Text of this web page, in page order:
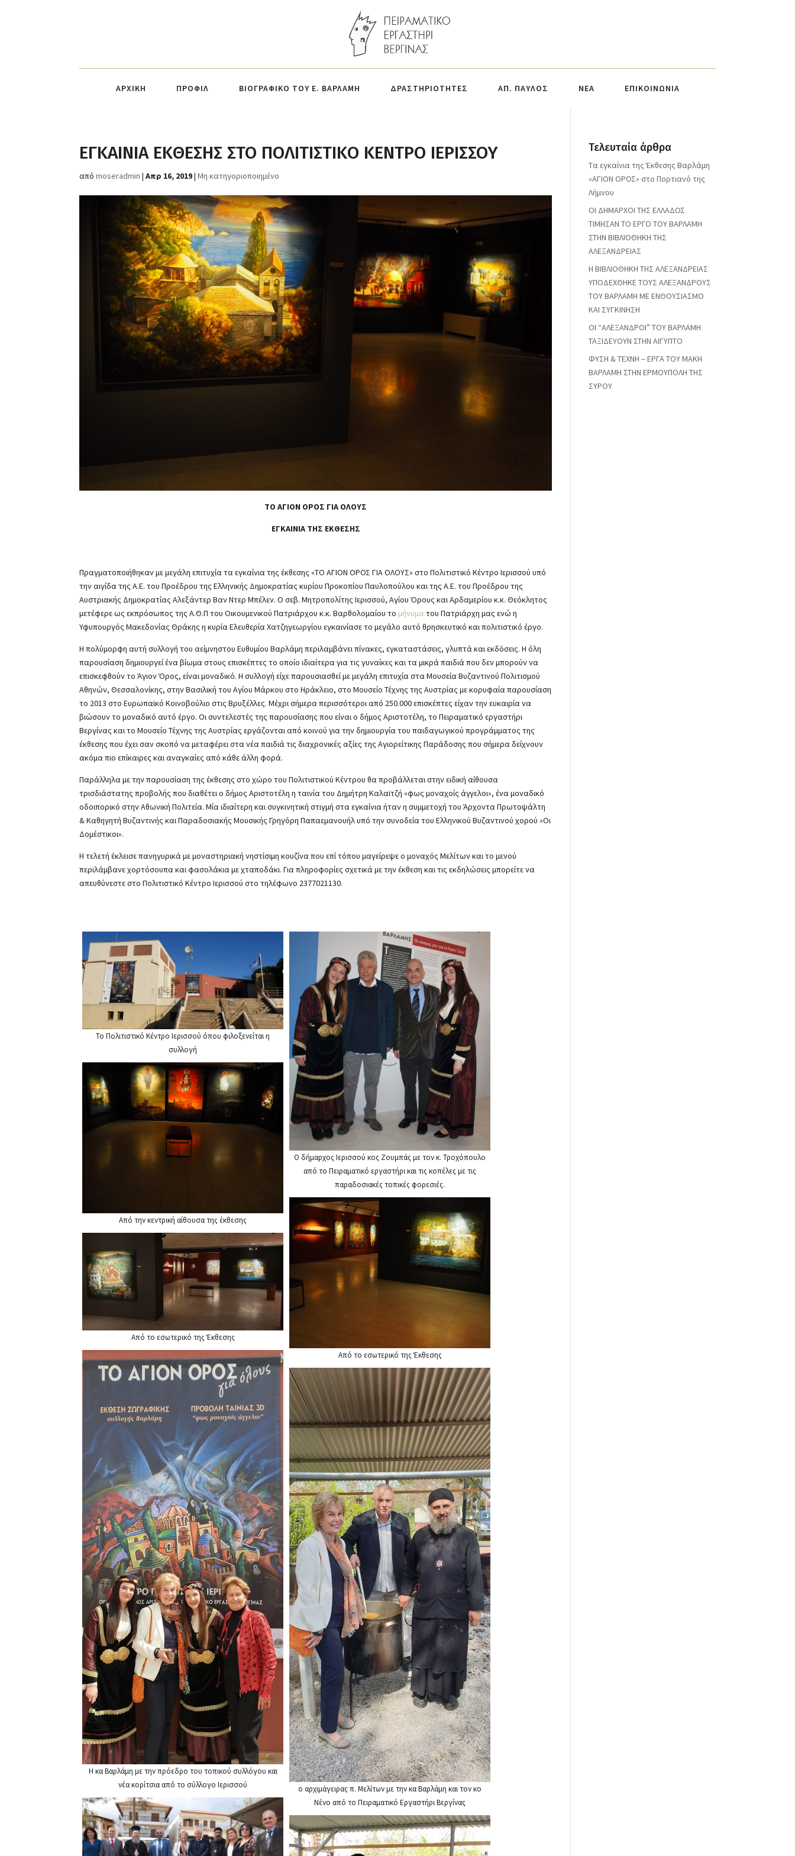
ΑΡΧΙΚΗ ΠΡΟΦΙΛ ΒΙΟΓΡΑΦΙΚΟ ΤΟΥ Ε. ΒΑΡΛΑΜΗ ΔΡΑΣΤΗΡΙΟΤΗΤΕΣ ΑΠ. ΠΑΥΛΟΣ ΝΕΑ ΕΠΙΚΟΙΝΩΝΙΑ
ΕΓΚΑΙΝΙΑ ΕΚΘΕΣΗΣ ΣΤΟ ΠΟΛΙΤΙΣΤΙΚΟ ΚΕΝΤΡΟ ΙΕΡΙΣΣΟΥ
απόmoseradmin |Απρ 16, 2019|Μη κατηγοριοποιημένο
ΤΟ ΑΓΙΟΝ ΟΡΟΣ ΓΙΑ ΟΛΟΥΣ
ΕΓΚΑΙΝΙΑ ΤΗΣ ΕΚΘΕΣΗΣ
Πραγματοποιήθηκαν με μεγάλη επιτυχία τα εγκαίνια της έκθεσης «ΤΟ ΑΓΙΟΝ ΟΡΟΣ ΓΙΑ ΟΛΟΥΣ» στο Πολιτιστικό Κέντρο Ιερισσού υπό
την αιγίδα της Α.Ε. του Προέδρου της Ελληνικής Δημοκρατίας κυρίου Προκοπίου Παυλοπούλου και της Α.Ε. του Προέδρου της
Αυστριακής Δημοκρατίας Αλεξάντερ Βαν Ντερ Μπέλεν. Ο σεβ. Μητροπολίτης Ιερισσού, Αγίου Όρους και Αρδαμερίου κ.κ. Θεόκλητος
μετέφερε ως εκπρόσωπος της Α.Θ.Π του Οικουμενικού Πατριάρχου κ.κ. Βαρθολομαίου το μήνυμα του Πατριάρχη μας ενώ η
Υφυπουργός Μακεδονίας Θράκης η κυρία Ελευθερία Χατζηγεωργίου εγκαινίασε το μεγάλο αυτό θρησκευτικό και πολιτιστικό έργο.
Η πολύμορφη αυτή συλλογή του αείμνηστου Ευθυμίου Βαρλάμη περιλαμβάνει πίνακες, εγκαταστάσεις, γλυπτά και εκδόσεις. Η όλη
παρουσίαση δημιουργεί ένα βίωμα στους επισκέπτες το οποίο ιδιαίτερα για τις γυναίκες και τα μικρά παιδιά που δεν μπορούν να
επισκεφθούν το Άγιον Όρος, είναι μοναδικό. Η συλλογή είχε παρουσιασθεί με μεγάλη επιτυχία στα Μουσεία Βυζαντινού Πολιτισμού
Αθηνών, Θεσσαλονίκης, στην Βασιλική του Αγίου Μάρκου στο Ηράκλειο, στο Μουσείο Τέχνης της Αυστρίας με κορυφαία παρουσίαση
το 2013 στο Ευρωπαϊκό Κοινοβούλιο στις Βρυξέλλες. Μέχρι σήμερα περισσότεροι από 250.000 επισκέπτες είχαν την ευκαιρία να
βιώσουν το μοναδικό αυτό έργο. Οι συντελεστές της παρουσίασης που είναι ο δήμος Αριστοτέλη, το Πειραματικό εργαστήρι
Βεργίνας και το Μουσείο Τέχνης της Αυστρίας εργάζονται από κοινού για την δημιουργία του παιδαγωγικού προγράμματος της
έκθεσης που έχει σαν σκοπό να μεταφέρει στα νέα παιδιά τις διαχρονικές αξίες της Αγιορείτικης Παράδοσης που σήμερα δείχνουν
ακόμα πιο επίκαιρες και αναγκαίες από κάθε άλλη φορά.
Παράλληλα με την παρουσίαση της έκθεσης στο χώρο του Πολιτιστικού Κέντρου θα προβάλλεται στην ειδική αίθουσα
τρισδιάστατης προβολής που διαθέτει ο δήμος Αριστοτέλη η ταινία του Δημήτρη Καλαϊτζή «φως μοναχοίς άγγελοι», ένα μοναδικό
οδοιπορικό στην Αθωνική Πολιτεία. Μία ιδιαίτερη και συγκινητική στιγμή στα εγκαίνια ήταν η συμμετοχή του Άρχοντα Πρωτοψάλτη
& Καθηγητή Βυζαντινής και Παραδοσιακής Μουσικής Γρηγόρη Παπαεμανουήλ υπό την συνοδεία του Ελληνικού Βυζαντινού χορού «Οι
Δομέστικοι».
Η τελετή έκλεισε πανηγυρικά με μοναστηριακή νηστίσιμη κουζίνα που επί τόπου μαγείρεψε ο μοναχός Μελίτων και το μενού
περιλάμβανε χορτόσουπα και φασολάκια με χταποδάκι. Για πληροφορίες σχετικά με την έκθεση και τις εκδηλώσεις μπορείτε να
απευθύνεστε στο Πολιτιστικό Κέντρο Ιερισσού στο τηλέφωνο 2377021130.
Το Πολιτιστικό Κέντρο Ιερισσού όπου φιλοξενείται η
συλλογή
Ο δήμαρχος Ιερισσού κος Ζουμπάς με τον κ. Τροχόπουλο
από το Πειραματικό εργαστήρι και τις κοπέλες με τις
παραδοσιακές τοπικές φορεσιές.
Από την κεντρική αίθουσα της έκθεσης
Από το εσωτερικό της Έκθεσης
Από το εσωτερικό της Έκθεσης
Η κα Βαρλάμη με την πρόεδρο του τοπικού συλλόγου και
νέα κορίτσια από το σύλλογο Ιερισσού
ο αρχιμάγειρας π. Μελίτων με την κα Βαρλάμη και τον κο
Νένο από το Πειραματικό Εργαστήρι Βεργίνας
Τελευταία άρθρα
Tα εγκαίνια της Έκθεσης Βαρλάμη
«ΑΓΙΟΝ ΟΡΟΣ» στo Πορτιανό της
Λήμνου
ΟΙ ΔΗΜΑΡΧΟΙ ΤΗΣ ΕΛΛΑΔΟΣ
ΤΙΜΗΣΑΝ ΤΟ ΕΡΓΟ ΤΟΥ ΒΑΡΛΑΜΗ
ΣΤΗΝ ΒΙΒΛΙΟΘΗΚΗ ΤΗΣ
ΑΛΕΞΑΝΔΡΕΙΑΣ
Η ΒΙΒΛΙΟΘΗΚΗ ΤΗΣ ΑΛΕΞΑΝΔΡΕΙΑΣ
ΥΠΟΔΕΧΘΗΚΕ ΤΟΥΣ ΑΛΕΞΑΝΔΡΟΥΣ
ΤΟΥ ΒΑΡΛΑΜΗ ΜΕ ΕΝΘΟΥΣΙΑΣΜΟ
ΚΑΙ ΣΥΓΚΙΝΗΣΗ
ΟΙ “ΑΛΕΞΑΝΔΡΟΙ” ΤΟΥ ΒΑΡΛΑΜΗ
ΤΑΞΙΔΕΥΟΥΝ ΣΤΗΝ ΑΙΓΥΠΤΟ
ΦΥΣΗ & ΤΕΧΝΗ – ΕΡΓΑ ΤΟΥ ΜΑΚΗ
ΒΑΡΛΑΜΗ ΣΤΗΝ ΕΡΜΟΥΠΟΛΗ ΤΗΣ
ΣΥΡΟΥ